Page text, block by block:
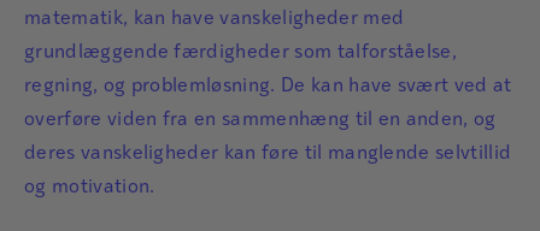
matematik, kan have vanskeligheder med
grundlæggende færdigheder som talforståelse,
regning, og problemløsning. De kan have svært ved at
overføre viden fra en sammenhæng til en anden, og
deres vanskeligheder kan føre til manglende selvtillid
og motivation.